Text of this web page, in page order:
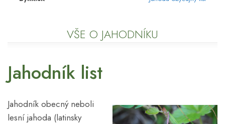
VŠE O JAHODNÍKU
Jahodník list
Jahodník obecný neboli
lesní jahoda (latinsky